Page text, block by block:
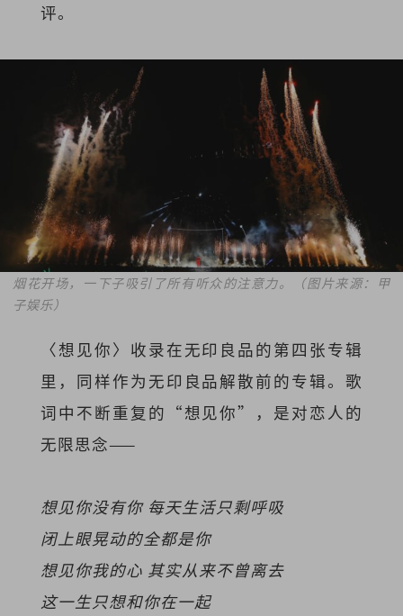
评。
烟花开场，一下子吸引了所有听众的注意力。（图片来源：甲
子娱乐）
〈想见你〉收录在无印良品的第四张专辑
里，同样作为无印良品解散前的专辑。歌
词中不断重复的“想见你”，是对恋人的
无限思念——
想见你没有你 每天生活只剩呼吸
闭上眼晃动的全都是你
想见你我的心 其实从来不曾离去
这一生只想和你在一起